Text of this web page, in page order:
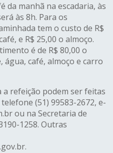
da manhã na escadaria, às
às 8h. Para os
tem o custo de R$
e R$ 25,00 o almoço.
é de R$ 80,00 o
café, almoço e carro
a refeição podem ser feitas
(51) 99583-2672, e-
ou na Secretaria de
1258. Outras